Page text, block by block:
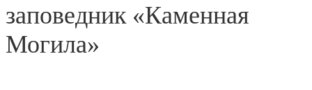
заповедник «Каменная
Могила»